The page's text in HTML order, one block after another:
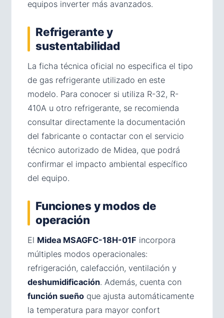
equipos inverter más avanzados.
Refrigerante y
sustentabilidad
La ficha técnica oficial no especifica el tipo
de gas refrigerante utilizado en este
modelo. Para conocer si utiliza R-32, R-
410A u otro refrigerante, se recomienda
consultar directamente la documentación
del fabricante o contactar con el servicio
técnico autorizado de Midea, que podrá
confirmar el impacto ambiental específico
del equipo.
Funciones y modos de
operación
El Midea MSAGFC-18H-01F incorpora
múltiples modos operacionales:
refrigeración, calefacción, ventilación y
deshumidificación. Además, cuenta con
función sueño que ajusta automáticamente
la temperatura para mayor confort